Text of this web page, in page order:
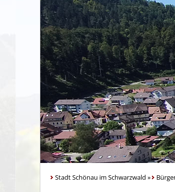
Stadt Schönau im Schwarzwald »